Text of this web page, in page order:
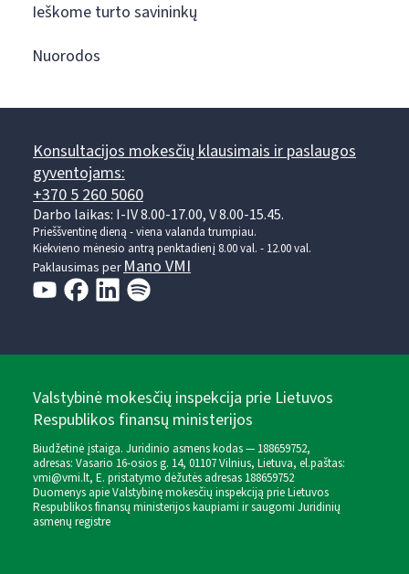
Ieškome turto savininkų
Nuorodos
Konsultacijos mokesčių klausimais ir paslaugos
gyventojams:
+370 5 260 5060
Darbo laikas: I-IV 8.00-17.00, V 8.00-15.45.
Prieššventinę dieną - viena valanda trumpiau.
Kiekvieno mėnesio antrą penktadienį 8.00 val. - 12.00 val.
Paklausimas perMano VMI
Valstybinė mokesčių inspekcija prie Lietuvos
Respublikos finansų ministerijos
Biudžetinė įstaiga. Juridinio asmens kodas — 188659752,
adresas: Vasario 16-osios g. 14, 01107 Vilnius, Lietuva, el.paštas:
vmi@vmi.lt, E. pristatymo dėžutės adresas 188659752
Duomenys apie Valstybinę mokesčių inspekciją prie Lietuvos
Respublikos finansų ministerijos kaupiami ir saugomi Juridinių
asmenų registre